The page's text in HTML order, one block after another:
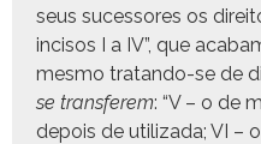
seus suces­sores os
incisos I a IV”, que
mes­mo tratan­do-se de
se trans­fer­em: “V – o de
depois de uti­liza­da; VI –